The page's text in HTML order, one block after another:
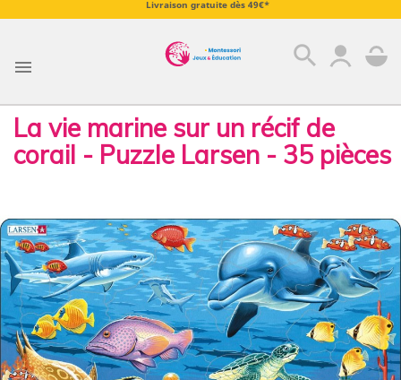
Livraison gratuite dès 49€*
 search
La vie marine sur un récif de
corail - Puzzle Larsen - 35 pièces